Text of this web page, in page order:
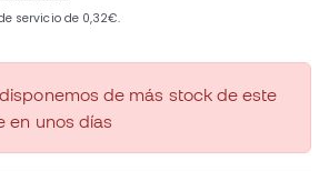
de más stock de este
en unos días